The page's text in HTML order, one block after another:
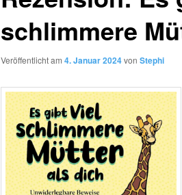
schlimmere
Veröffentlicht am 4. Januar 2024von Stephi